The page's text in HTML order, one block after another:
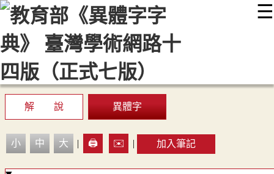
☰
::: 最新消息 常見問題 編輯說明
顯示模式
網站導覽
解 說 異體字
小 中 大 | 🖨️ ✉️ | 加入筆記